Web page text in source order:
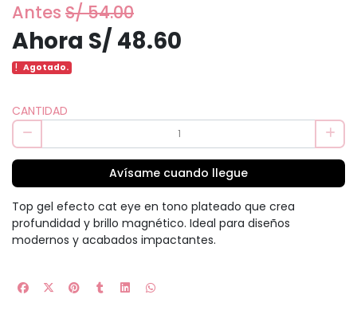
Antes S/ 54.00
Ahora S/ 48.60
Agotado.
CANTIDAD
Avísame cuando llegue
Top gel efecto cat eye en tono plateado que crea
profundidad y brillo magnético. Ideal para diseños
modernos y acabados impactantes.